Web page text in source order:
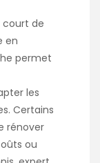
court de
en
permet
les
Certains
rénover
ou